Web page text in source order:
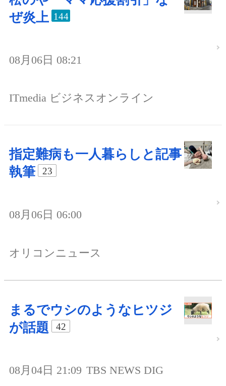
ぜ炎上 144
08月06日 08:21
ITmedia ビジネスオンライン
指定難病も一人暮らしと記事
執筆
23
08月06日 06:00
オリコンニュース
まるでウシのようなヒツジ
が話題
42
08月04日 21:09 TBS NEWS DIG